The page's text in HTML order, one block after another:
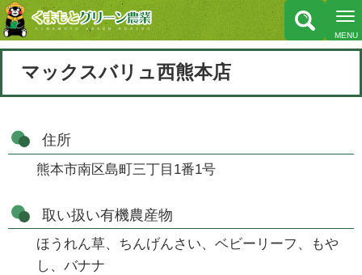
マックスバリュ西熊本店
住所
熊本市南区島町三丁目1番1号
取い扱い有機農産物
ほうれん草、ちんげんさい、ベビーリーフ、もや
し、バナナ